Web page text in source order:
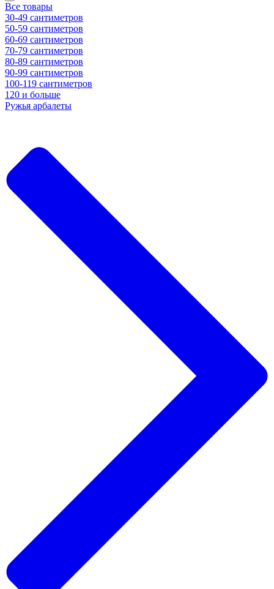
Все товары
30-49 сантиметров
50-59 сантиметров
60-69 сантиметров
70-79 сантиметров
80-89 сантиметров
90-99 сантиметров
100-119 сантиметров
120 и больше
Ружья арбалеты